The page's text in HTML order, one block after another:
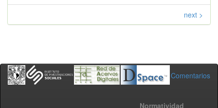
next >
Comentarios
Normatividad